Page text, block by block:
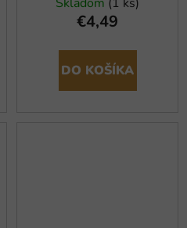
Skladom (1 ks)
€4,49
DO KOŠÍKA